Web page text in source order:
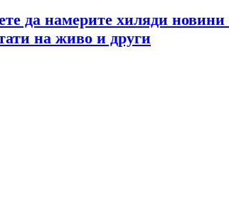
да намерите хиляди новини
на живо и други